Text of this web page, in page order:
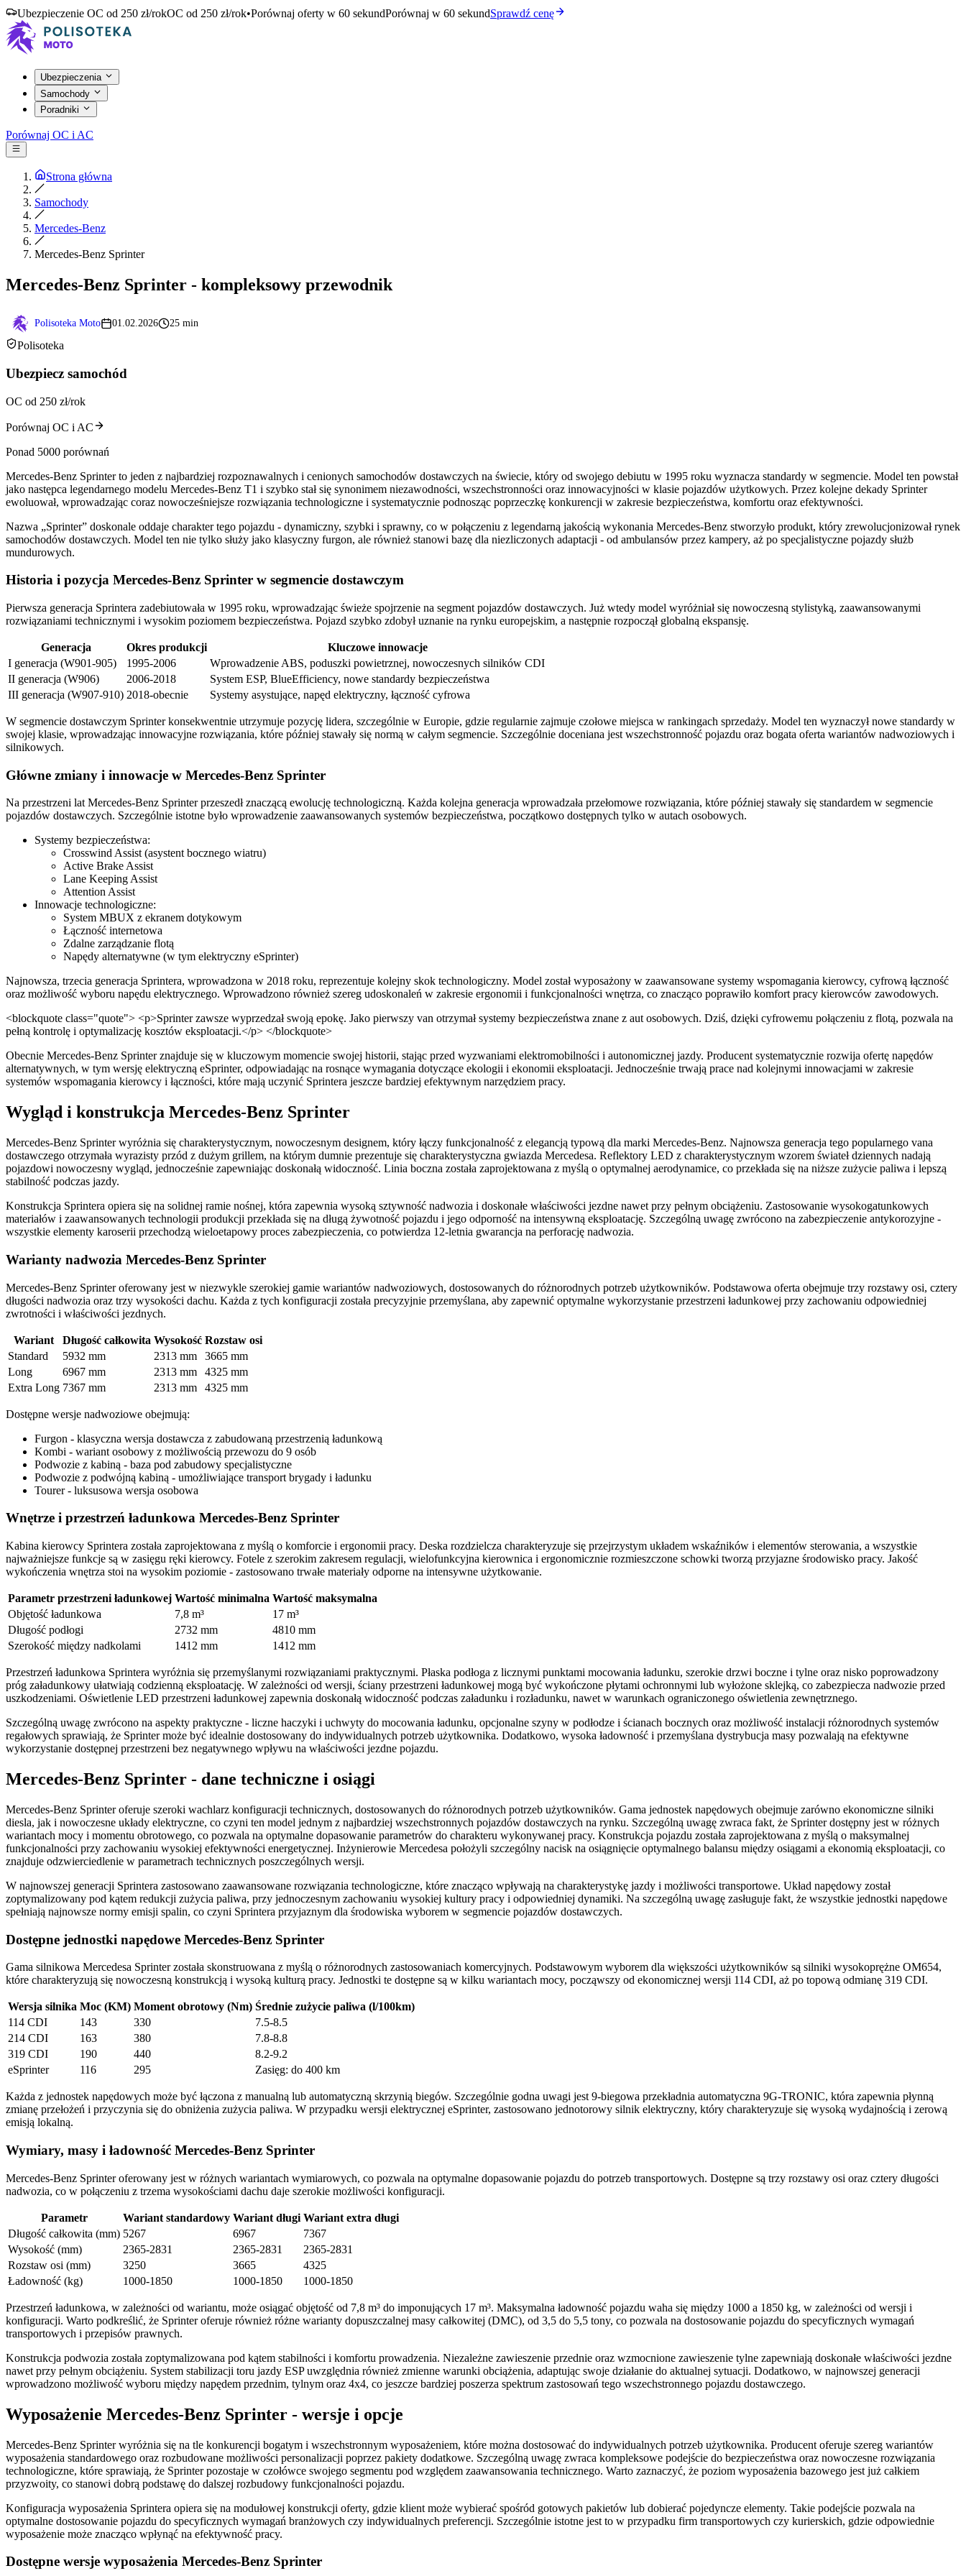
Ubezpieczenie OC od 250 zł/rokOC od 250 zł/rok•Porównaj oferty w 60 sekundPorównaj w 60 sekundSprawdź cenę
Ubezpieczenia
Samochody
Poradniki
Porównaj OC i AC
Strona główna
Samochody
Mercedes-Benz
Mercedes-Benz Sprinter
Mercedes-Benz Sprinter - kompleksowy przewodnik
Polisoteka Moto 01.02.2026 25 min
Polisoteka
Ubezpiecz samochód
OC od 250 zł/rok
Porównaj OC i AC
Ponad 5000 porównań
Mercedes-Benz Sprinter to jeden z najbardziej rozpoznawalnych i cenionych samochodów dostawczych na świecie, który od swojego debiutu w 1995 roku wyznacza standardy w segmencie. Model ten powstał
jako następca legendarnego modelu Mercedes-Benz T1 i szybko stał się synonimem niezawodności, wszechstronności oraz innowacyjności w klasie pojazdów użytkowych. Przez kolejne dekady Sprinter
ewoluował, wprowadzając coraz nowocześniejsze rozwiązania technologiczne i systematycznie podnosząc poprzeczkę konkurencji w zakresie bezpieczeństwa, komfortu oraz efektywności.
Nazwa „Sprinter” doskonale oddaje charakter tego pojazdu - dynamiczny, szybki i sprawny, co w połączeniu z legendarną jakością wykonania Mercedes-Benz stworzyło produkt, który zrewolucjonizował rynek
samochodów dostawczych. Model ten nie tylko służy jako klasyczny furgon, ale również stanowi bazę dla niezliczonych adaptacji - od ambulansów przez kampery, aż po specjalistyczne pojazdy służb
mundurowych.
Historia i pozycja Mercedes-Benz Sprinter w segmencie dostawczym
Pierwsza generacja Sprintera zadebiutowała w 1995 roku, wprowadzając świeże spojrzenie na segment pojazdów dostawczych. Już wtedy model wyróżniał się nowoczesną stylistyką, zaawansowanymi
rozwiązaniami technicznymi i wysokim poziomem bezpieczeństwa. Pojazd szybko zdobył uznanie na rynku europejskim, a następnie rozpoczął globalną ekspansję.
Generacja Okres produkcji
Kluczowe innowacje
I generacja (W901-905)
1995-2006
Wprowadzenie ABS, poduszki powietrznej, nowoczesnych silników CDI
II generacja (W906)
2006-2018
System ESP, BlueEfficiency, nowe standardy bezpieczeństwa
III generacja (W907-910) 2018-obecnie Systemy asystujące, napęd elektryczny, łączność cyfrowa
W segmencie dostawczym Sprinter konsekwentnie utrzymuje pozycję lidera, szczególnie w Europie, gdzie regularnie zajmuje czołowe miejsca w rankingach sprzedaży. Model ten wyznaczył nowe standardy w
swojej klasie, wprowadzając innowacyjne rozwiązania, które później stawały się normą w całym segmencie. Szczególnie doceniana jest wszechstronność pojazdu oraz bogata oferta wariantów nadwoziowych i
silnikowych.
Główne zmiany i innowacje w Mercedes-Benz Sprinter
Na przestrzeni lat Mercedes-Benz Sprinter przeszedł znaczącą ewolucję technologiczną. Każda kolejna generacja wprowadzała przełomowe rozwiązania, które później stawały się standardem w segmencie
pojazdów dostawczych. Szczególnie istotne było wprowadzenie zaawansowanych systemów bezpieczeństwa, początkowo dostępnych tylko w autach osobowych.
Systemy bezpieczeństwa:
Crosswind Assist (asystent bocznego wiatru)
Active Brake Assist
Lane Keeping Assist
Attention Assist
Innowacje technologiczne:
System MBUX z ekranem dotykowym
Łączność internetowa
Zdalne zarządzanie flotą
Napędy alternatywne (w tym elektryczny eSprinter)
Najnowsza, trzecia generacja Sprintera, wprowadzona w 2018 roku, reprezentuje kolejny skok technologiczny. Model został wyposażony w zaawansowane systemy wspomagania kierowcy, cyfrową łączność
oraz możliwość wyboru napędu elektrycznego. Wprowadzono również szereg udoskonaleń w zakresie ergonomii i funkcjonalności wnętrza, co znacząco poprawiło komfort pracy kierowców zawodowych.
<blockquote class="quote"> <p>Sprinter zawsze wyprzedzał swoją epokę. Jako pierwszy van otrzymał systemy bezpieczeństwa znane z aut osobowych. Dziś, dzięki cyfrowemu połączeniu z flotą, pozwala na
pełną kontrolę i optymalizację kosztów eksploatacji.</p> </blockquote>
Obecnie Mercedes-Benz Sprinter znajduje się w kluczowym momencie swojej historii, stając przed wyzwaniami elektromobilności i autonomicznej jazdy. Producent systematycznie rozwija ofertę napędów
alternatywnych, w tym wersję elektryczną eSprinter, odpowiadając na rosnące wymagania dotyczące ekologii i ekonomii eksploatacji. Jednocześnie trwają prace nad kolejnymi innowacjami w zakresie
systemów wspomagania kierowcy i łączności, które mają uczynić Sprintera jeszcze bardziej efektywnym narzędziem pracy.
Wygląd i konstrukcja Mercedes-Benz Sprinter
Mercedes-Benz Sprinter wyróżnia się charakterystycznym, nowoczesnym designem, który łączy funkcjonalność z elegancją typową dla marki Mercedes-Benz. Najnowsza generacja tego popularnego vana
dostawczego otrzymała wyrazisty przód z dużym grillem, na którym dumnie prezentuje się charakterystyczna gwiazda Mercedesa. Reflektory LED z charakterystycznym wzorem świateł dziennych nadają
pojazdowi nowoczesny wygląd, jednocześnie zapewniając doskonałą widoczność. Linia boczna została zaprojektowana z myślą o optymalnej aerodynamice, co przekłada się na niższe zużycie paliwa i lepszą
stabilność podczas jazdy.
Konstrukcja Sprintera opiera się na solidnej ramie nośnej, która zapewnia wysoką sztywność nadwozia i doskonałe właściwości jezdne nawet przy pełnym obciążeniu. Zastosowanie wysokogatunkowych
materiałów i zaawansowanych technologii produkcji przekłada się na długą żywotność pojazdu i jego odporność na intensywną eksploatację. Szczególną uwagę zwrócono na zabezpieczenie antykorozyjne -
wszystkie elementy karoserii przechodzą wieloetapowy proces zabezpieczenia, co potwierdza 12-letnia gwarancja na perforację nadwozia.
Warianty nadwozia Mercedes-Benz Sprinter
Mercedes-Benz Sprinter oferowany jest w niezwykle szerokiej gamie wariantów nadwoziowych, dostosowanych do różnorodnych potrzeb użytkowników. Podstawowa oferta obejmuje trzy rozstawy osi, cztery
długości nadwozia oraz trzy wysokości dachu. Każda z tych konfiguracji została precyzyjnie przemyślana, aby zapewnić optymalne wykorzystanie przestrzeni ładunkowej przy zachowaniu odpowiedniej
zwrotności i właściwości jezdnych.
Wariant Długość całkowita Wysokość Rozstaw osi
Standard
5932 mm 2313 mm
3665 mm
Long
6967 mm 2313 mm
4325 mm
Extra Long 7367 mm 2313 mm 4325 mm
Dostępne wersje nadwoziowe obejmują:
Furgon - klasyczna wersja dostawcza z zabudowaną przestrzenią ładunkową
Kombi - wariant osobowy z możliwością przewozu do 9 osób
Podwozie z kabiną - baza pod zabudowy specjalistyczne
Podwozie z podwójną kabiną - umożliwiające transport brygady i ładunku
Tourer - luksusowa wersja osobowa
Wnętrze i przestrzeń ładunkowa Mercedes-Benz Sprinter
Kabina kierowcy Sprintera została zaprojektowana z myślą o komforcie i ergonomii pracy. Deska rozdzielcza charakteryzuje się przejrzystym układem wskaźników i elementów sterowania, a wszystkie
najważniejsze funkcje są w zasięgu ręki kierowcy. Fotele z szerokim zakresem regulacji, wielofunkcyjna kierownica i ergonomicznie rozmieszczone schowki tworzą przyjazne środowisko pracy. Jakość
wykończenia wnętrza stoi na wysokim poziomie - zastosowano trwałe materiały odporne na intensywne użytkowanie.
Parametr przestrzeni ładunkowej Wartość minimalna Wartość maksymalna
Objętość ładunkowa
7,8 m³
17 m³
Długość podłogi
2732 mm
4810 mm
Szerokość między nadkolami
1412 mm 1412 mm
Przestrzeń ładunkowa Sprintera wyróżnia się przemyślanymi rozwiązaniami praktycznymi. Płaska podłoga z licznymi punktami mocowania ładunku, szerokie drzwi boczne i tylne oraz nisko poprowadzony
próg załadunkowy ułatwiają codzienną eksploatację. W zależności od wersji, ściany przestrzeni ładunkowej mogą być wykończone płytami ochronnymi lub wyłożone sklejką, co zabezpiecza nadwozie przed
uszkodzeniami. Oświetlenie LED przestrzeni ładunkowej zapewnia doskonałą widoczność podczas załadunku i rozładunku, nawet w warunkach ograniczonego oświetlenia zewnętrznego.
Szczególną uwagę zwrócono na aspekty praktyczne - liczne haczyki i uchwyty do mocowania ładunku, opcjonalne szyny w podłodze i ścianach bocznych oraz możliwość instalacji różnorodnych systemów
regałowych sprawiają, że Sprinter może być idealnie dostosowany do indywidualnych potrzeb użytkownika. Dodatkowo, wysoka ładowność i przemyślana dystrybucja masy pozwalają na efektywne
wykorzystanie dostępnej przestrzeni bez negatywnego wpływu na właściwości jezdne pojazdu.
Mercedes-Benz Sprinter - dane techniczne i osiągi
Mercedes-Benz Sprinter oferuje szeroki wachlarz konfiguracji technicznych, dostosowanych do różnorodnych potrzeb użytkowników. Gama jednostek napędowych obejmuje zarówno ekonomiczne silniki
diesla, jak i nowoczesne układy elektryczne, co czyni ten model jednym z najbardziej wszechstronnych pojazdów dostawczych na rynku. Szczególną uwagę zwraca fakt, że Sprinter dostępny jest w różnych
wariantach mocy i momentu obrotowego, co pozwala na optymalne dopasowanie parametrów do charakteru wykonywanej pracy. Konstrukcja pojazdu została zaprojektowana z myślą o maksymalnej
funkcjonalności przy zachowaniu wysokiej efektywności energetycznej. Inżynierowie Mercedesa położyli szczególny nacisk na osiągnięcie optymalnego balansu między osiągami a ekonomią eksploatacji, co
znajduje odzwierciedlenie w parametrach technicznych poszczególnych wersji.
W najnowszej generacji Sprintera zastosowano zaawansowane rozwiązania technologiczne, które znacząco wpływają na charakterystykę jazdy i możliwości transportowe. Układ napędowy został
zoptymalizowany pod kątem redukcji zużycia paliwa, przy jednoczesnym zachowaniu wysokiej kultury pracy i odpowiedniej dynamiki. Na szczególną uwagę zasługuje fakt, że wszystkie jednostki napędowe
spełniają najnowsze normy emisji spalin, co czyni Sprintera przyjaznym dla środowiska wyborem w segmencie pojazdów dostawczych.
Dostępne jednostki napędowe Mercedes-Benz Sprinter
Gama silnikowa Mercedesa Sprinter została skonstruowana z myślą o różnorodnych zastosowaniach komercyjnych. Podstawowym wyborem dla większości użytkowników są silniki wysokoprężne OM654,
które charakteryzują się nowoczesną konstrukcją i wysoką kulturą pracy. Jednostki te dostępne są w kilku wariantach mocy, począwszy od ekonomicznej wersji 114 CDI, aż po topową odmianę 319 CDI.
Wersja silnika Moc (KM) Moment obrotowy (Nm) Średnie zużycie paliwa (l/100km)
114 CDI
143 330
7.5-8.5
214 CDI
163 380
7.8-8.8
319 CDI
190 440
8.2-9.2
eSprinter
116 295 Zasięg: do 400 km
Każda z jednostek napędowych może być łączona z manualną lub automatyczną skrzynią biegów. Szczególnie godna uwagi jest 9-biegowa przekładnia automatyczna 9G-TRONIC, która zapewnia płynną
zmianę przełożeń i przyczynia się do obniżenia zużycia paliwa. W przypadku wersji elektrycznej eSprinter, zastosowano jednotorowy silnik elektryczny, który charakteryzuje się wysoką wydajnością i zerową
emisją lokalną.
Wymiary, masy i ładowność Mercedes-Benz Sprinter
Mercedes-Benz Sprinter oferowany jest w różnych wariantach wymiarowych, co pozwala na optymalne dopasowanie pojazdu do potrzeb transportowych. Dostępne są trzy rozstawy osi oraz cztery długości
nadwozia, co w połączeniu z trzema wysokościami dachu daje szerokie możliwości konfiguracji.
Parametr Wariant standardowy Wariant długi Wariant extra długi
Długość całkowita (mm) 5267 6967
7367
Wysokość (mm)
2365-2831 2365-2831
2365-2831
Rozstaw osi (mm)
3250 3665
4325
Ładowność (kg)
1000-1850 1000-1850 1000-1850
Przestrzeń ładunkowa, w zależności od wariantu, może osiągać objętość od 7,8 m³ do imponujących 17 m³. Maksymalna ładowność pojazdu waha się między 1000 a 1850 kg, w zależności od wersji i
konfiguracji. Warto podkreślić, że Sprinter oferuje również różne warianty dopuszczalnej masy całkowitej (DMC), od 3,5 do 5,5 tony, co pozwala na dostosowanie pojazdu do specyficznych wymagań
transportowych i przepisów prawnych.
Konstrukcja podwozia została zoptymalizowana pod kątem stabilności i komfortu prowadzenia. Niezależne zawieszenie przednie oraz wzmocnione zawieszenie tylne zapewniają doskonałe właściwości jezdne
nawet przy pełnym obciążeniu. System stabilizacji toru jazdy ESP uwzględnia również zmienne warunki obciążenia, adaptując swoje działanie do aktualnej sytuacji. Dodatkowo, w najnowszej generacji
wprowadzono możliwość wyboru między napędem przednim, tylnym oraz 4x4, co jeszcze bardziej poszerza spektrum zastosowań tego wszechstronnego pojazdu dostawczego.
Wyposażenie Mercedes-Benz Sprinter - wersje i opcje
Mercedes-Benz Sprinter wyróżnia się na tle konkurencji bogatym i wszechstronnym wyposażeniem, które można dostosować do indywidualnych potrzeb użytkownika. Producent oferuje szereg wariantów
wyposażenia standardowego oraz rozbudowane możliwości personalizacji poprzez pakiety dodatkowe. Szczególną uwagę zwraca kompleksowe podejście do bezpieczeństwa oraz nowoczesne rozwiązania
technologiczne, które sprawiają, że Sprinter pozostaje w czołówce swojego segmentu pod względem zaawansowania technicznego. Warto zaznaczyć, że poziom wyposażenia bazowego jest już całkiem
przyzwoity, co stanowi dobrą podstawę do dalszej rozbudowy funkcjonalności pojazdu.
Konfiguracja wyposażenia Sprintera opiera się na modułowej konstrukcji oferty, gdzie klient może wybierać spośród gotowych pakietów lub dobierać pojedyncze elementy. Takie podejście pozwala na
optymalne dostosowanie pojazdu do specyficznych wymagań branżowych czy indywidualnych preferencji. Szczególnie istotne jest to w przypadku firm transportowych czy kurierskich, gdzie odpowiednie
wyposażenie może znacząco wpłynąć na efektywność pracy.
Dostępne wersje wyposażenia Mercedes-Benz Sprinter